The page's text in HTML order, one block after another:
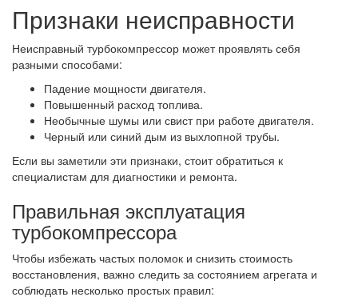
Признаки неисправности
Неисправный турбокомпрессор может проявлять себя
разными способами:
Падение мощности двигателя.
Повышенный расход топлива.
Необычные шумы или свист при работе двигателя.
Черный или синий дым из выхлопной трубы.
Если вы заметили эти признаки, стоит обратиться к
специалистам для диагностики и ремонта.
Правильная эксплуатация
турбокомпрессора
Чтобы избежать частых поломок и снизить стоимость
восстановления, важно следить за состоянием агрегата и
соблюдать несколько простых правил: